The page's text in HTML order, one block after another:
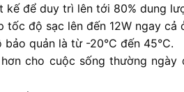
để duy trì lên tới 80% dung
độ sạc lên đến 12W ngay
quản là từ -20°C đến 45°C.
cho cuộc sống thường